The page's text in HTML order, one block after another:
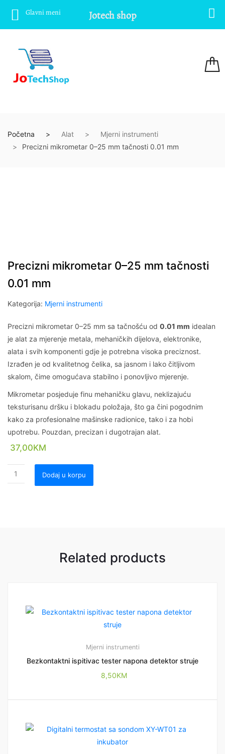
Početna Alat
Mjerni instrumenti
Precizni mikrometar 0–25 mm tačnosti 0.01 mm
Precizni mikrometar 0–25 mm tačnosti
0.01 mm
Kategorija: Mjerni instrumenti
Precizni mikrometar 0–25 mm sa tačnošću od 0.01 mm idealan
je alat za mjerenje metala, mehaničkih dijelova, elektronike,
alata i svih komponenti gdje je potrebna visoka preciznost.
Izrađen je od kvalitetnog čelika, sa jasnom i lako čitljivom
skalom, čime omogućava stabilno i ponovljivo mjerenje.
Mikrometar posjeduje finu mehaničku glavu, neklizajuću
teksturisanu dršku i blokadu položaja, što ga čini pogodnim
kako za profesionalne mašinske radionice, tako i za hobi
upotrebu. Pouzdan, precizan i dugotrajan alat.
37,00KM
Dodaj u korpu
Related products
Mjerni instrumenti
Bezkontaktni ispitivac tester napona detektor struje
8,50KM
Glavni meni Jotech shop